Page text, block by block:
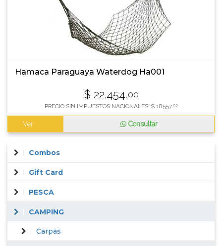
Hamaca Paraguaya Waterdog Ha001
$ 22.454,00
PRECIO SIN IMPUESTOS NACIONALES: $ 18.557,02
Ver Consultar
Combos
Gift Card
PESCA
CAMPING
Carpas